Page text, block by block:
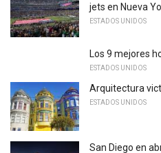
jets en Nueva
ESTADOS UNIDOS
Los 9 mejores
ESTADOS UNIDOS
Arquitectura
ESTADOS UNIDOS
San Diego en